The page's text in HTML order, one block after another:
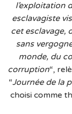
l’exploitation
esclavagiste
cet esclavage,
sans
monde, du
corruption“,
“Journée de la
choisi comme